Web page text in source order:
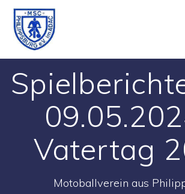
Vatertag
Motoballverein aus